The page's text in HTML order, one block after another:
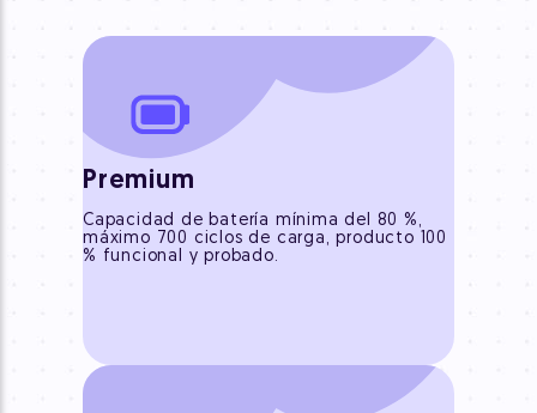
Premium
Capacidad de batería mínima del 80 %,
máximo 700 ciclos de carga, producto 100
% funcional y probado.